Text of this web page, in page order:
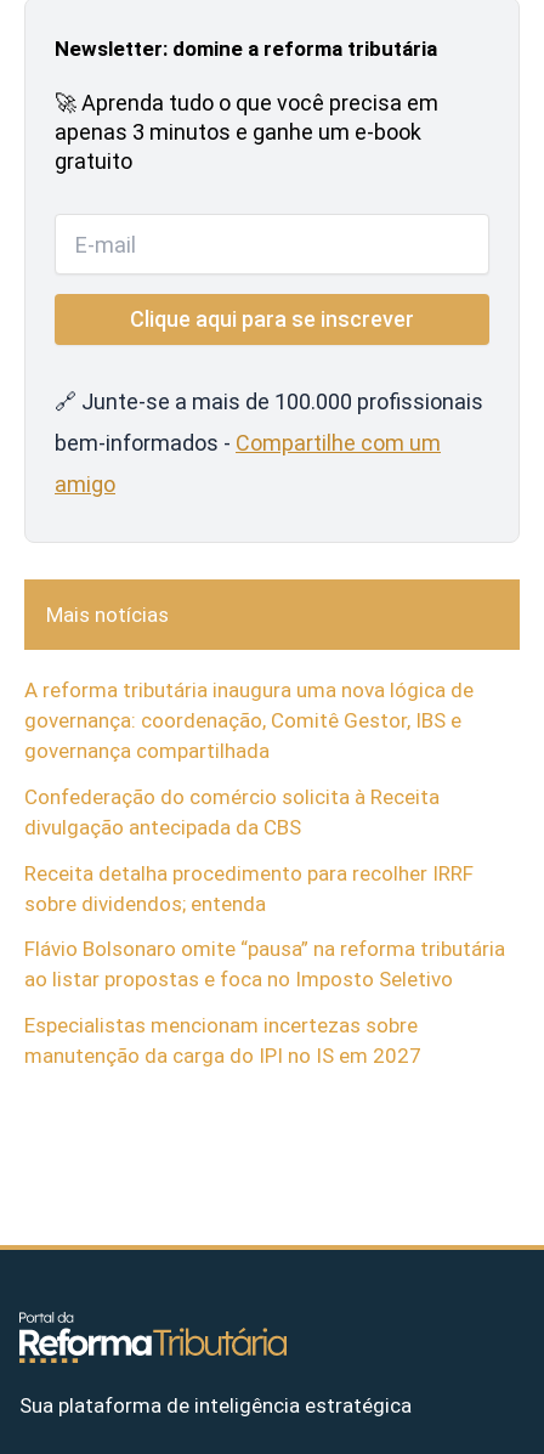
Newsletter: domine a reforma tributária
🚀 Aprenda tudo o que você precisa em
apenas 3 minutos e ganhe um e-book
gratuito
🔗 Junte-se a mais de 100.000 profissionais
bem-informados - Compartilhe com um
amigo
Mais notícias
A reforma tributária inaugura uma nova lógica de
governança: coordenação, Comitê Gestor, IBS e
governança compartilhada
Confederação do comércio solicita à Receita
divulgação antecipada da CBS
Receita detalha procedimento para recolher IRRF
sobre dividendos; entenda
Flávio Bolsonaro omite “pausa” na reforma tributária
ao listar propostas e foca no Imposto Seletivo
Especialistas mencionam incertezas sobre
manutenção da carga do IPI no IS em 2027
Sua plataforma de inteligência estratégica